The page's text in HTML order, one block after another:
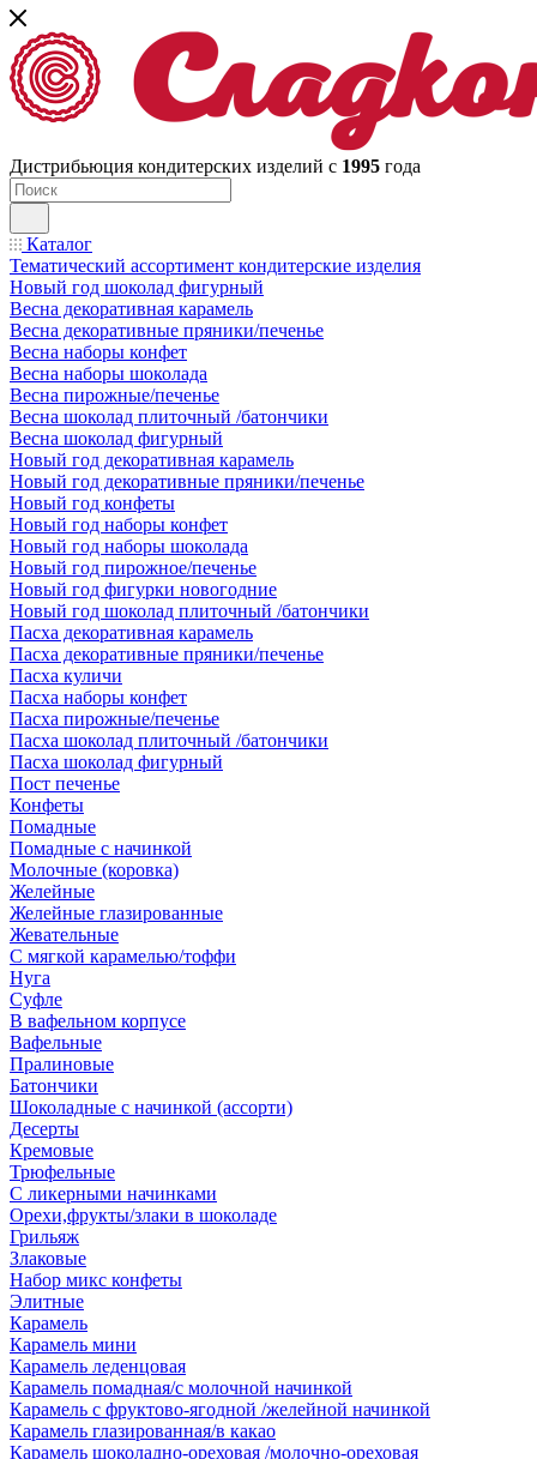
Дистрибьюция кондитерских изделий с 1995 года
Каталог
Тематический ассортимент кондитерские изделия
Новый год шоколад фигурный
Весна декоративная карамель
Весна декоративные пряники/печенье
Весна наборы конфет
Весна наборы шоколада
Весна пирожные/печенье
Весна шоколад плиточный /батончики
Весна шоколад фигурный
Новый год декоративная карамель
Новый год декоративные пряники/печенье
Новый год конфеты
Новый год наборы конфет
Новый год наборы шоколада
Новый год пирожное/печенье
Новый год фигурки новогодние
Новый год шоколад плиточный /батончики
Пасха декоративная карамель
Пасха декоративные пряники/печенье
Пасха куличи
Пасха наборы конфет
Пасха пирожные/печенье
Пасха шоколад плиточный /батончики
Пасха шоколад фигурный
Пост печенье
Конфеты
Помадные
Помадные с начинкой
Молочные (коровка)
Желейные
Желейные глазированные
Жевательные
С мягкой карамелью/тоффи
Нуга
Суфле
В вафельном корпусе
Вафельные
Пралиновые
Батончики
Шоколадные с начинкой (ассорти)
Десерты
Кремовые
Трюфельные
С ликерными начинками
Орехи,фрукты/злаки в шоколаде
Грильяж
Злаковые
Набор микс конфеты
Элитные
Карамель
Карамель мини
Карамель леденцовая
Карамель помадная/с молочной начинкой
Карамель с фруктово-ягодной /желейной начинкой
Карамель глазированная/в какао
Карамель шоколадно-ореховая /молочно-ореховая